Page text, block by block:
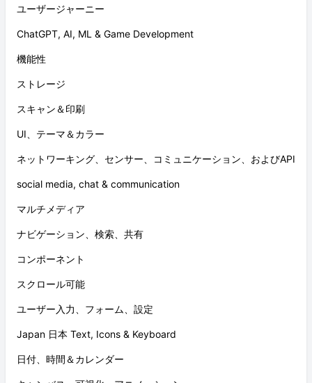
ユーザージャーニー
ChatGPT, AI, ML & Game Development
機能性
ストレージ
スキャン＆印刷
UI、テーマ＆カラー
ネットワーキング、センサー、コミュニケーション、およびAPI
social media, chat & communication
マルチメディア
ナビゲーション、検索、共有
コンポーネント
スクロール可能
ユーザー入力、フォーム、設定
Japan 日本 Text, Icons & Keyboard
日付、時間＆カレンダー